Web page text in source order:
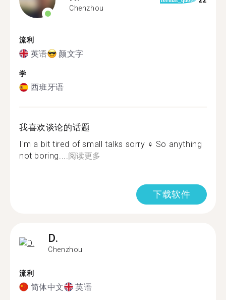
Chenzhou
流利
英语 颜文字
学
西班牙语
我喜欢谈论的话题
I'm a bit tired of small talks sorry ‍♀ So anything
not boring....阅读更多
下载软件
D.
Chenzhou
流利
简体中文 英语